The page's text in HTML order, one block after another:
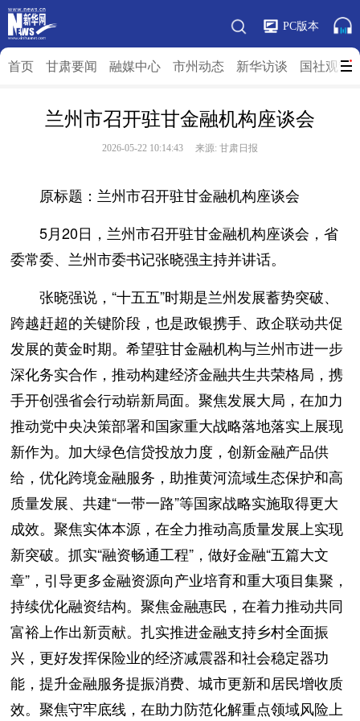
PC版本
首页 甘肃要闻 融媒中心 市州动态 新华访谈 国社观”陇
兰州市召开驻甘金融机构座谈会
2026-05-22 10:14:43 来源: 甘肃日报
原标题：兰州市召开驻甘金融机构座谈会
5月20日，兰州市召开驻甘金融机构座谈会，省
委常委、兰州市委书记张晓强主持并讲话。
张晓强说，“十五五”时期是兰州发展蓄势突破、
跨越赶超的关键阶段，也是政银携手、政企联动共促
发展的黄金时期。希望驻甘金融机构与兰州市进一步
深化务实合作，推动构建经济金融共生共荣格局，携
手开创强省会行动崭新局面。聚焦发展大局，在加力
推动党中央决策部署和国家重大战略落地落实上展现
新作为。加大绿色信贷投放力度，创新金融产品供
给，优化跨境金融服务，助推黄河流域生态保护和高
质量发展、共建“一带一路”等国家战略实施取得更大
成效。聚焦实体本源，在全力推动高质量发展上实现
新突破。抓实“融资畅通工程”，做好金融“五篇大文
章”，引导更多金融资源向产业培育和重大项目集聚，
持续优化融资结构。聚焦金融惠民，在着力推动共同
富裕上作出新贡献。扎实推进金融支持乡村全面振
兴，更好发挥保险业的经济减震器和社会稳定器功
能，提升金融服务提振消费、城市更新和居民增收质
效。聚焦守牢底线，在助力防范化解重点领域风险上